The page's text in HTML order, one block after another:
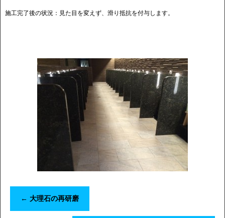
施工完了後の状況：見た目を変えず、滑り抵抗を付与します。
← 大理石の再研磨